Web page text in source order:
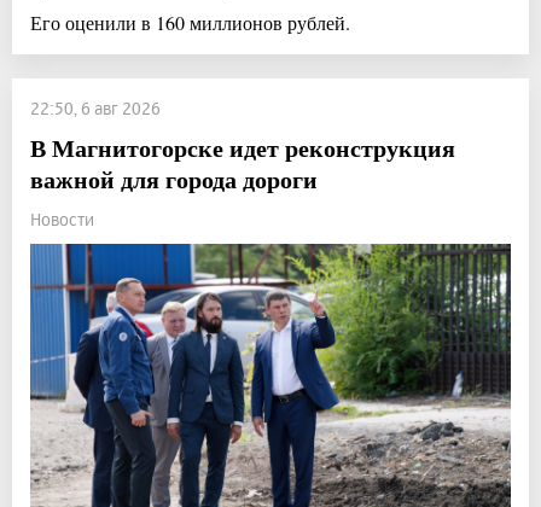
Его оценили в 160 миллионов рублей.
22:50, 6 авг 2026
В Магнитогорске идет реконструкция
важной для города дороги
Новости